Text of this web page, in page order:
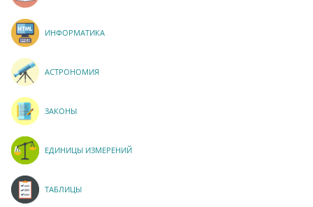
ИНФОРМАТИКА
АСТРОНОМИЯ
ЗАКОНЫ
ЕДИНИЦЫ ИЗМЕРЕНИЙ
ТАБЛИЦЫ